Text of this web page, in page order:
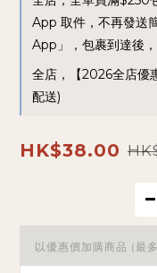
App 取件，不再發送
App」，包裹到達後
全店，【2026全店優
配送)
HK$38.00
以優惠價加購商品 (最